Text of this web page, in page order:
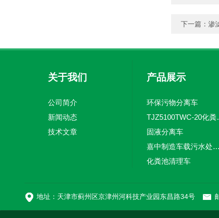
下一篇： 渗
关于我们
公司简介
新闻动态
技术文章
产品展示
环保污物分离车
固液分离车
嘉中制造车载污水处理设备-环
化粪池清理车
地址：天津市蓟州区京津州河科技产业园东昌路34号